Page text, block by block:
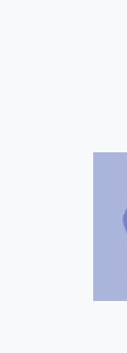
ticaret
Diğer bir sorun